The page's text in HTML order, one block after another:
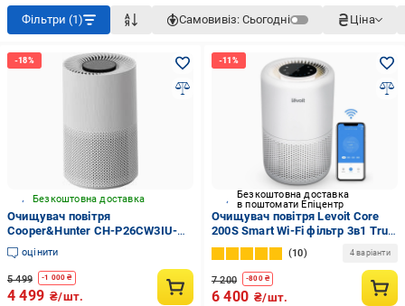
Фільтри (1) Самовивіз: Сьогодні Ціна
Безкоштовна доставка
Очищувач повітря
Cooper&Hunter CH-P26CW3IU-
WF
оцінити
5 499 -1 000 ₴
4 499 ₴/шт.
Безкоштовна доставка
в поштомати Епіцентр
Очищувач повітря Levoit Core
200S Smart Wi-Fi фільтр 3в1 True
HEPA активоване вугілля/
дистанційне керування
(2484635708)
10 4 варіанти
7 200 -800₴
6 400 ₴/шт.